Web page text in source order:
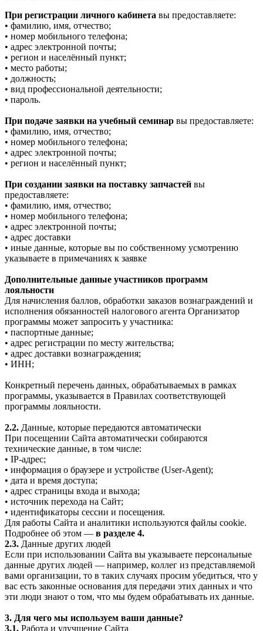
При регистрации личного кабинета вы предоставляете:
• фамилию, имя, отчество;
• номер мобильного телефона;
• адрес электронной почты;
• регион и населённый пункт;
• место работы;
• должность;
• вид профессиональной деятельности;
• пароль.
При подаче заявки на учебный семинар вы предоставляете:
• фамилию, имя, отчество;
• номер мобильного телефона;
• адрес электронной почты;
• регион и населённый пункт;
При создании заявки на поставку запчастей вы
предоставляете:
• фамилию, имя, отчество;
• номер мобильного телефона;
• адрес электронной почты;
• адрес доставки
• иные данные, которые вы по собственному усмотрению
указываете в примечаниях к заявке
Дополнительные данные участников программ
лояльности
Для начисления баллов, обработки заказов вознаграждений и
исполнения обязанностей налогового агента Организатор
программы может запросить у участника:
• паспортные данные;
• адрес регистрации по месту жительства;
• адрес доставки вознаграждения;
• ИНН;
Конкретный перечень данных, обрабатываемых в рамках
программы, указывается в Правилах соответствующей
программы лояльности.
2.2. Данные, которые передаются автоматически
При посещении Сайта автоматически собираются
технические данные, в том числе:
• IP-адрес;
• информация о браузере и устройстве (User-Agent);
• дата и время доступа;
• адрес страницы входа и выхода;
• источник перехода на Сайт;
• идентификаторы сессии и посещения.
Для работы Сайта и аналитики используются файлы cookie.
Подробнее об этом — в разделе 4.
2.3. Данные других людей
Если при использовании Сайта вы указываете персональные
данные других людей — например, коллег из представляемой
вами организации, то в таких случаях просим убедиться, что у
вас есть законные основания для передачи этих данных и что
эти люди знают о том, что мы будем обрабатывать их данные.
3. Для чего мы используем ваши данные?
3.1. Работа и улучшение Сайта